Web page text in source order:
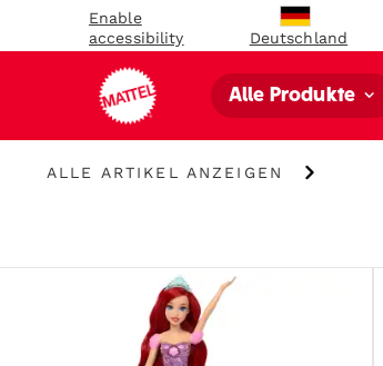
Enable
accessibility
Deutschland
Alle Produkte
Alle
ALLE ARTIKEL ANZEIGEN